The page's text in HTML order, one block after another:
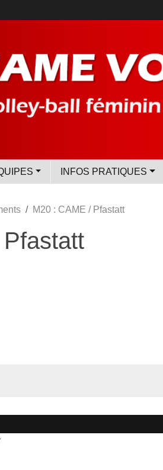
INFOS PRATIQUES
M20 : CAME / Pfastatt